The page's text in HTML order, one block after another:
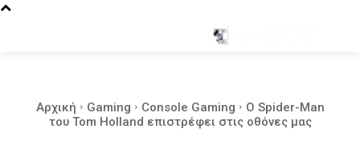
Αρχική Gaming Console Gaming
Ο Spider-Man
του Tom Holland επιστρέφει στις οθόνες μας